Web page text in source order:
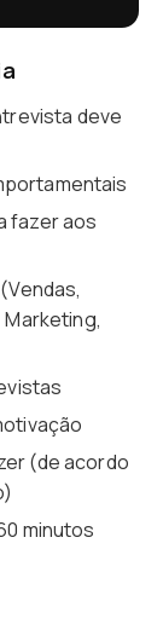
deve
fazer aos
(de acordo
minutos